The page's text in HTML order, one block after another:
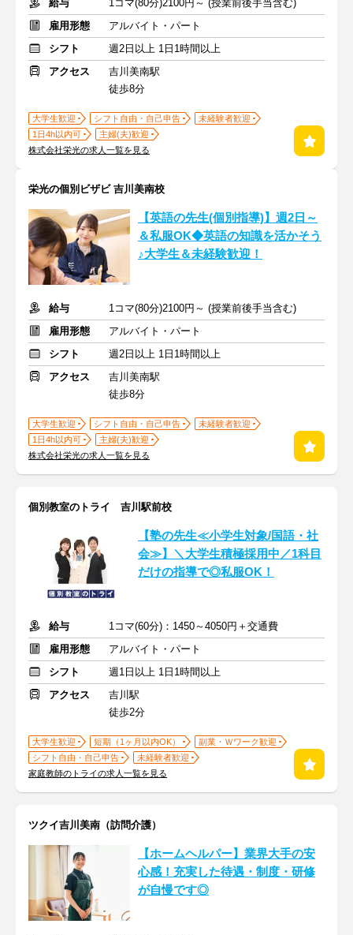
給与
1コマ(80分)2100円～ (授業前後手当含む)
雇用形態
アルバイト・パート
シフト
週2日以上 1日1時間以上
アクセス
吉川美南駅
徒歩8分
大学生歓迎 シフト自由・自己申告
未経験者歓迎
1日4h以内可
主婦(夫)歓迎
株式会社栄光の求人一覧を見る
栄光の個別ビザビ 吉川美南校
【英語の先生(個別指導)】週2日～
＆私服OK◆英語の知識を活かそう
♪大学生＆未経験歓迎！
給与
1コマ(80分)2100円～ (授業前後手当含む)
雇用形態
アルバイト・パート
シフト
週2日以上 1日1時間以上
アクセス
吉川美南駅
徒歩8分
大学生歓迎 シフト自由・自己申告
未経験者歓迎
1日4h以内可
主婦(夫)歓迎
株式会社栄光の求人一覧を見る
個別教室のトライ 吉川駅前校
【塾の先生≪小学生対象/国語・社
会≫】＼大学生積極採用中／1科目
だけの指導で◎私服OK！
給与
1コマ(60分)：1450～4050円＋交通費
雇用形態
アルバイト・パート
シフト
週1日以上 1日1時間以上
アクセス
吉川駅
徒歩2分
大学生歓迎 短期（1ヶ月以内OK）
副業・Ｗワーク歓迎
シフト自由・自己申告
未経験者歓迎
家庭教師のトライの求人一覧を見る
ツクイ吉川美南（訪問介護）
【ホームヘルパー】業界大手の安
心感！充実した待遇・制度・研修
が自慢です◎